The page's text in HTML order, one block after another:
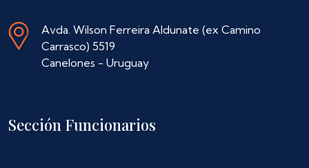
Avda. Wilson Ferreira Aldunate (ex Camino
Carrasco) 5519
Canelones - Uruguay
Sección Funcionarios